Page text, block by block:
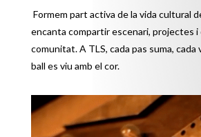
Formem part activa de la vida cultural
encanta compartir escenari, projectes i
comunitat. A TLS, cada pas suma, cada
ball es viu amb el cor.